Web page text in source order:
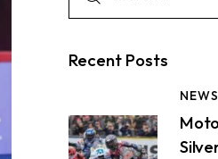
Recent Posts
NEWS